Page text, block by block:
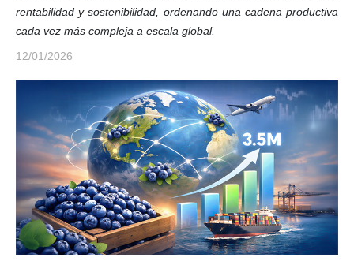
rentabilidad y sostenibilidad, ordenando una cadena productiva
cada vez más compleja a escala global.
12/01/2026